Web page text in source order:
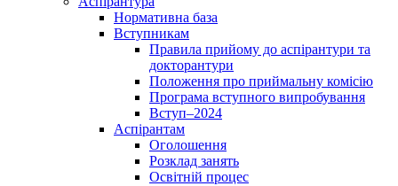
Нормативна база
Вступникам
Правила прийому до аспірантури та
докторантури
Положення про приймальну комісію
Програма вступного випробування
Вступ–2024
Аспірантам
Оголошення
Розклад занять
Освітній процес